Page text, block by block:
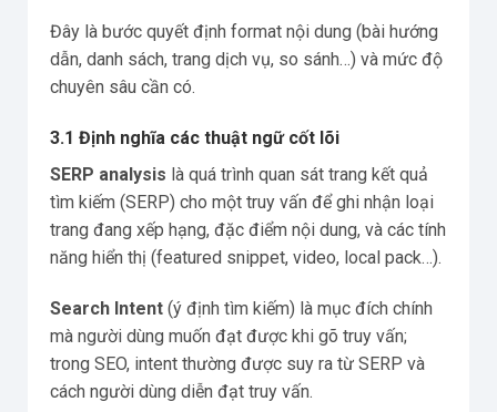
Đây là bước quyết định format nội dung (bài hướng
dẫn, danh sách, trang dịch vụ, so sánh…) và mức độ
chuyên sâu cần có.
3.1 Định nghĩa các thuật ngữ cốt lõi
SERP analysis là quá trình quan sát trang kết quả
tìm kiếm (SERP) cho một truy vấn để ghi nhận loại
trang đang xếp hạng, đặc điểm nội dung, và các tính
năng hiển thị (featured snippet, video, local pack…).
Search Intent (ý định tìm kiếm) là mục đích chính
mà người dùng muốn đạt được khi gõ truy vấn;
trong SEO, intent thường được suy ra từ SERP và
cách người dùng diễn đạt truy vấn.